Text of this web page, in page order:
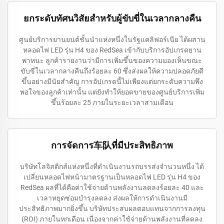
ยกระดับทัศนวิสัยสำหรับผู้ขับขี่ในเวลากลางคืน
ศูนย์บริการยานยนต์ชั้นนำแห่งหนึ่งในรัฐแคลิฟอร์เนีย ได้ผสาน
หลอดไฟ LED รุ่น H4 ของ RedSea เข้ากับบริการอัปเกรดยาน
พาหนะ ลูกค้ารายงานว่ามีการเพิ่มขึ้นของความมองเห็นขณะ
ขับขี่ในเวลากลางคืนถึงร้อยละ 60 ซึ่งส่งผลให้ความปลอดภัยดี
ขึ้นอย่างมีนัยสำคัญ การอัปเกรดนี้ไม่เพียงแต่ยกระดับความพึง
พอใจของลูกค้าเท่านั้น แต่ยังทำให้ยอดขายของศูนย์บริการเพิ่ม
ขึ้นร้อยละ 25 ภายในระยะเวลาสามเดือน
การจัดการ车队ที่มีประสิทธิภาพ
บริษัทโลจิสติกส์แห่งหนึ่งที่ดำเนินงานรถบรรส่งจำนวนหนึ่ง ได้
เปลี่ยนหลอดไฟหน้ามาตรฐานเป็นหลอดไฟ LED รุ่น H4 ของ
RedSea ผลที่ได้คือค่าใช้จ่ายด้านพลังงานลดลงร้อยละ 40 และ
เวลาหยุดซ่อมบำรุงลดลง ส่งผลให้การดำเนินงานมี
ประสิทธิภาพมากยิ่งขึ้น บริษัทประสบผลตอบแทนจากการลงทุน
(ROI) ภายในหกเดือน เนื่องจากค่าใช้จ่ายด้านพลังงานที่ลดลง